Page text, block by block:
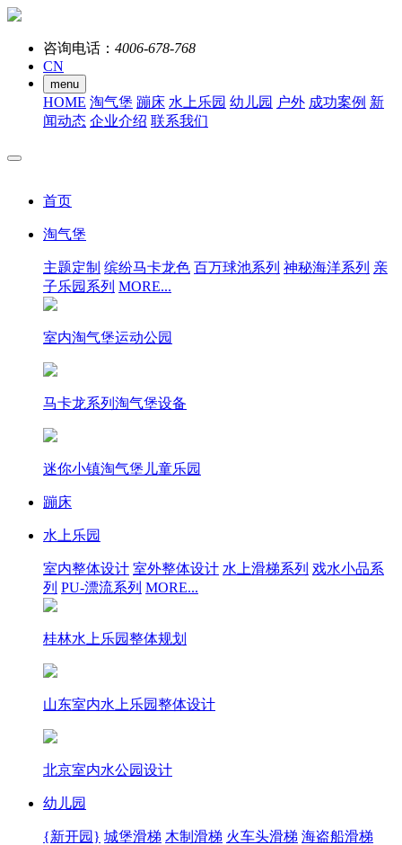
咨询电话： 4006-678-768
CN
menu
HOME 淘气堡 蹦床 水上乐园 幼儿园 户外 成功案例 新
闻动态 企业介绍 联系我们
首页
淘气堡
主题定制 缤纷马卡龙色 百万球池系列 神秘海洋系列 亲
子乐园系列 MORE...
室内淘气堡运动公园
马卡龙系列淘气堡设备
迷你小镇淘气堡儿童乐园
蹦床
水上乐园
室内整体设计 室外整体设计 水上滑梯系列 戏水小品系
列 PU-漂流系列 MORE...
桂林水上乐园整体规划
山东室内水上乐园整体设计
北京室内水公园设计
幼儿园
{新开园} 城堡滑梯 木制滑梯 火车头滑梯 海盗船滑梯